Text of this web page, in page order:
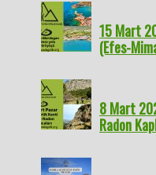
15 Mart
(Efes-
8 Mart
Radon